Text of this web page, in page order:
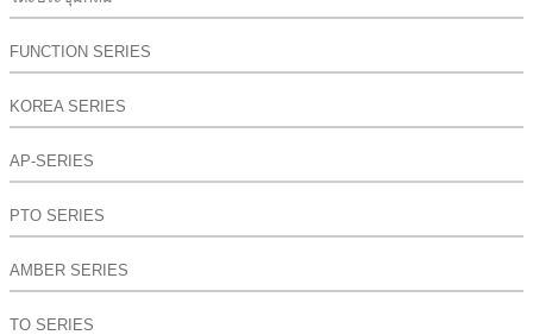
FUNCTION SERIES
KOREA SERIES
AP-SERIES
PTO SERIES
AMBER SERIES
TO SERIES